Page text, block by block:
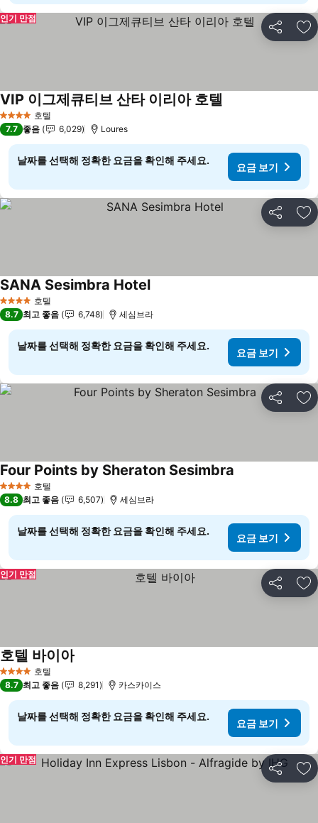
공유 즐
인기 만점
4 성급 호텔
VIP 이그제큐티브 산타 이리아 호텔
7.7 좋음 6,029 Loures
날짜를 선택해 정확한 요금을 확인해 주세요.
요금 보기
공유 즐
4 성급 호텔
SANA Sesimbra Hotel요금 보기
8.7 최고 좋음 6,748 세심브라
날짜를 선택해 정확한 요금을 확인해 주세요.
요금 보기
공유 즐
4 성급 호텔
Four Points by Sheraton Sesimbra
8.8 최고 좋음 6,507 세심브라
날짜를 선택해 정확한 요금을 확인해 주세요.
요금 보기
공유 즐
인기 만점
4 성급 호텔
호텔 바이아
8.7 최고 좋음 8,291 카스카이스
날짜를 선택해 정확한 요금을 확인해 주세요.
요금 보기
공유 즐
인기 만점